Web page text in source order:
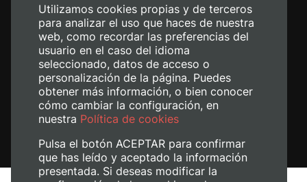
Utilizamos cookies propias y de terceros
para analizar el uso que haces de nuestra
web, como recordar las preferencias del
usuario en el caso del idioma
seleccionado, datos de acceso o
personalización de la página. Puedes
obtener más información, o bien conocer
cómo cambiar la configuración, en
nuestra Política de cookies
Pulsa el botón ACEPTAR para confirmar
que has leído y aceptado la información
presentada. Si deseas modificar la